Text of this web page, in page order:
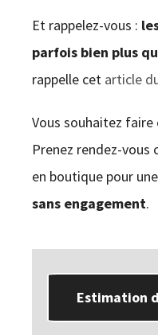
Et rappelez-vous :
parfois bien plus
rappelle cet article
Vous souhaitez faire
Prenez rendez-vous
en boutique pour une
sans engagement.
Estimation